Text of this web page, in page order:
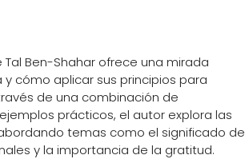
Ben-Shahar ofrece una mirada
cómo aplicar sus principios para
de una combinación de
prácticos, el autor explora las
temas como el significado de
y la importancia de la gratitud.